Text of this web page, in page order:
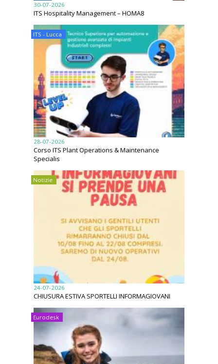
30-07-2026
ITS Hospitality Management – HOMA8
ITS - Lucca
28-07-2026
Corso ITS Plant Operations & Maintenance
Specialis
Notizie
24-07-2026
CHIUSURA ESTIVA SPORTELLI INFORMAGIOVANI
Eurodesk